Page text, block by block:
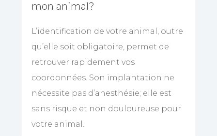
mon animal?
L’identification de votre animal, outre
qu’elle soit obligatoire, permet de
retrouver rapidement vos
coordonnées. Son implantation ne
nécessite pas d’anesthésie; elle est
sans risque et non douloureuse pour
votre animal.